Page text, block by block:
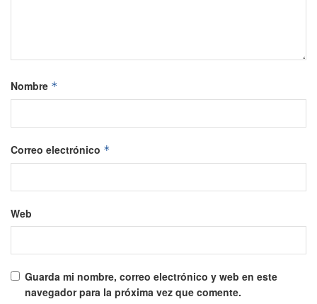
Nombre *
Correo electrónico *
Web
Guarda mi nombre, correo electrónico y web en este
navegador para la próxima vez que comente.